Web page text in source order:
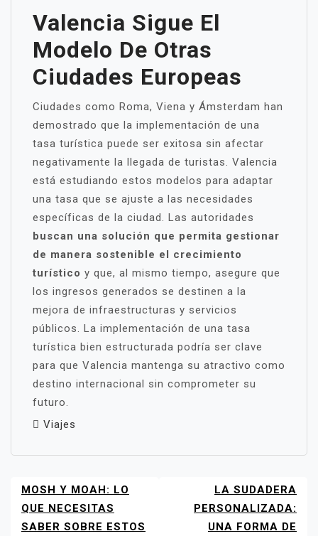
Valencia Sigue El
Modelo De Otras
Ciudades Europeas
Ciudades como Roma, Viena y Ámsterdam han
demostrado que la implementación de una
tasa turística puede ser exitosa sin afectar
negativamente la llegada de turistas. Valencia
está estudiando estos modelos para adaptar
una tasa que se ajuste a las necesidades
específicas de la ciudad. Las autoridades
buscan una solución que permita gestionar
de manera sostenible el crecimiento
turístico y que, al mismo tiempo, asegure que
los ingresos generados se destinen a la
mejora de infraestructuras y servicios
públicos. La implementación de una tasa
turística bien estructurada podría ser clave
para que Valencia mantenga su atractivo como
destino internacional sin comprometer su
futuro.
Viajes
NAVEGACIÓN
DE
ENTRADAS
MOSH Y MOAH: LO
QUE NECESITAS
SABER SOBRE ESTOS
LA SUDADERA
PERSONALIZADA:
UNA FORMA DE